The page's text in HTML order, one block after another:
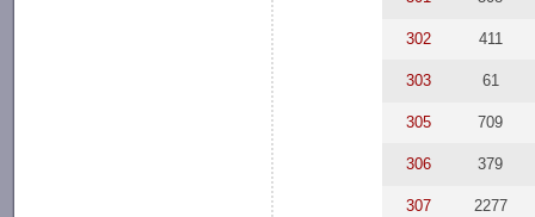
302 411
303 61
305 709
306 379
307 2277